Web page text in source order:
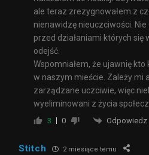
ale teraz zrezygnowałem z
nienawidzę nieuczciwości. Nie
przed działaniami których się
odejść.
Wspomniałem, że ujawnię kto
w naszym mieście. Zależy mi
zarządzane uczciwie, więc
wyeliminowani z życia
3 0 Odpowiedz
Stitch 2 miesiące temu